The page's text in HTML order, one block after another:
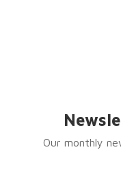
Our monthly